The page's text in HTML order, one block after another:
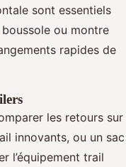
sont essentiels
ou montre
rapides de
les retours sur
innovants, ou un sac
l’équipement trail